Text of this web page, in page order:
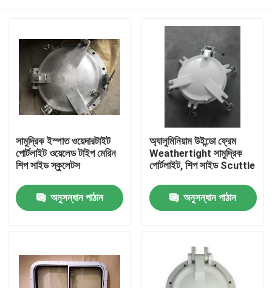
বাড়ি
আমাদের সম্পর্কে
সামুদ্রিক ইস্পাত ওয়েদারটাইট
পোর্টলাইট ওয়েলেড টাইপ মেরিন
শিপ সাইড স্কুলেটস
অনুসন্ধান পাঠান
অ্যালুমিনিয়াম উইন্ডো ফ্রেম
Weathertight সামুদ্রিক
পোর্টলাইট, শিপ সাইড Scuttle
অনুসন্ধান পাঠান